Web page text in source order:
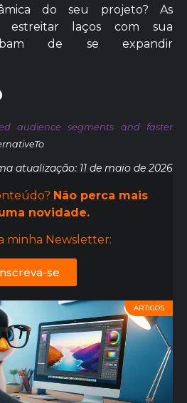
do seu projeto? As
estreitar laços com sua
de se expandir
audience segments and faster
atualização: 11 de maio de 2026
Não perca mais
novidade.
minha Newsletter:
se
ARTIGOS